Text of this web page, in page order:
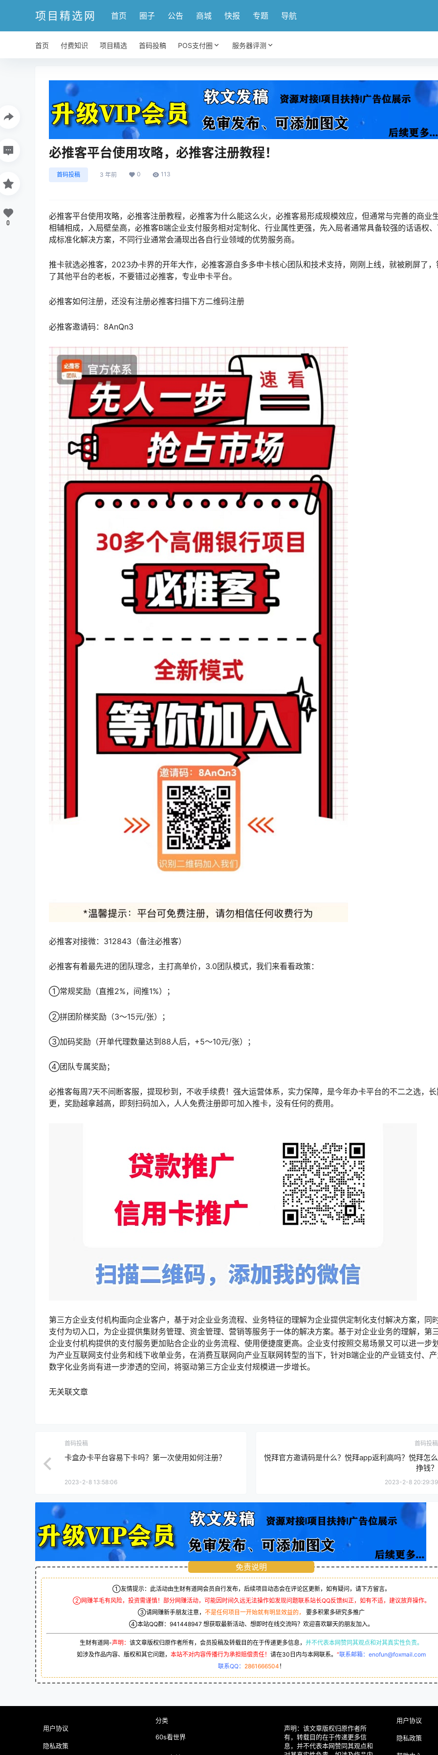
项目精选网 首页 圈子 公告 商城 快报 专题 导航
首页 付费知识 项目精选 首码投稿 POS支付圈 服务器评测
必推客平台使用攻略，必推客注册教程！
首码投稿 3 年前 0 113
必推客平台使用攻略，必推客注册教程，必推客为什么能这么火，必推客易形成规模效应，但通常与完善的商业
相辅相成，入局壁垒高，必推客B端企业支付服务相对定制化、行业属性更强，先入局者通常具备较强的话语权
成标准化解决方案，不同行业通常会涌现出各自行业领域的优势服务商。
推卡就选必推客，2023办卡界的开年大作，必推客源自多多申卡核心团队和技术支持，刚刚上线，就被刷屏了，
了其他平台的老板，不要错过必推客，专业申卡平台。
必推客如何注册，还没有注册必推客扫描下方二维码注册
必推客邀请码：8AnQn3
必推客对接微：312843（备注必推客）
必推客有着最先进的团队理念，主打高单价，3.0团队模式，我们来看看政策：
①常规奖励（直推2%，间推1%）；
②拼团阶梯奖励（3～15元/张）；
③加码奖励（开单代理数量达到88人后，+5～10元/张）；
④团队专属奖励；
必推客每周7天不间断客服，提现秒到，不收手续费！强大运营体系，实力保障，是今年办卡平台的不二之选，
更，奖励越拿越高，即刻扫码加入，人人免费注册即可加入推卡，没有任何的费用。
第三方企业支付机构面向企业客户，基于对企业业务流程、业务特征的理解为企业提供定制化支付解决方案，同
支付为切入口，为企业提供集财务管理、资金管理、营销等服务于一体的解决方案。基于对企业业务的理解，第
企业支付机构提供的支付服务更加贴合企业的业务流程、使用便捷度更高。企业支付按照交易场景又可以进一步
为产业互联网支付业务和线下收单业务，在消费互联网向产业互联网转型的当下，针对B端企业的产业链支付、
数字化业务尚有进一步渗透的空间，将驱动第三方企业支付规模进一步增长。
无关联文章
0
首码投稿
卡盒办卡平台容易下卡吗？第一次使用如何注册？
2023-2-8 13:58:06
首码投稿
悦拜官方邀请码是什么？悦拜app返利高吗？悦拜怎么
挣钱？
2023-2-8 20:29:39
免责说明
①友情提示：此活动由生财有道网会员自行发布，后续项目动态会在评论区更新，如有疑问，请下方留言。
②网赚羊毛有风险，投资需谨慎！部分网赚活动，可能因时间久远无法操作如发现问题联系站长QQ反馈纠正，如有不适，建议放弃操作。
③请网赚新手朋友注意， 不是任何项目一开始就有明显效益的，
要多积累多研究多推广
④本站QQ群： 941448947 想获取最新活动、想即时在线交流吗？欢迎喜欢聊天的朋友加入。
生财有道网-声明： 该文章版权归原作者所有，会员投稿及转载目的在于传递更多信息， 并不代表本网赞同其观点和对其真实性负责。
如涉及作品内容、版权和其它问题， 本站不对内容传播行为承担赔偿责任！ 请在30日内与本网联系。 “联系邮箱：enofun@foxmail.com
联系QQ： 2861666504 ！
用户协议
隐私政策
分类
60s看世界
声明：该文章版权归原作者所
有，转载目的在于传递更多信
息，并不代表本网赞同其观点和
用户协议
隐私政策